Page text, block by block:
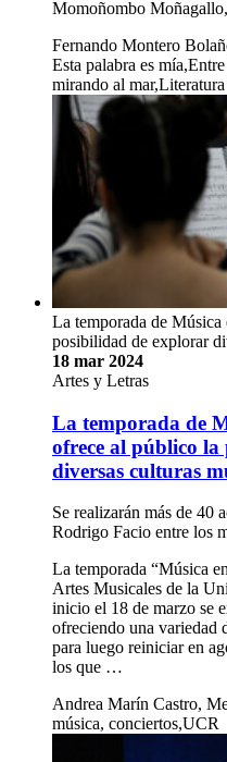
Momoñombo
Fernando Montero
Esta palabra es
mirando al
La temporada de
posibilidad de explorar
18 mar 2024
Artes y Letras
La temporada de
ofrece al público
diversas culturas
Se realizarán más de 40
Rodrigo Facio entre los
La temporada “Música
Artes Musicales de la
inicio el 18 de marzo se
ofreciendo una variedad
para luego reiniciar en
los que …
Andrea Marín Castro,
música, conciertos,UCR